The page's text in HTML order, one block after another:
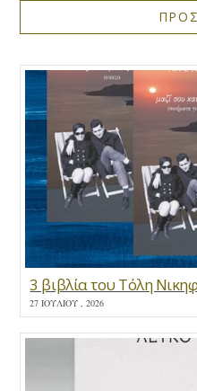
3 βιβλία του Τόλη
27 ΙΟΥΛΊΟΥ , 2026